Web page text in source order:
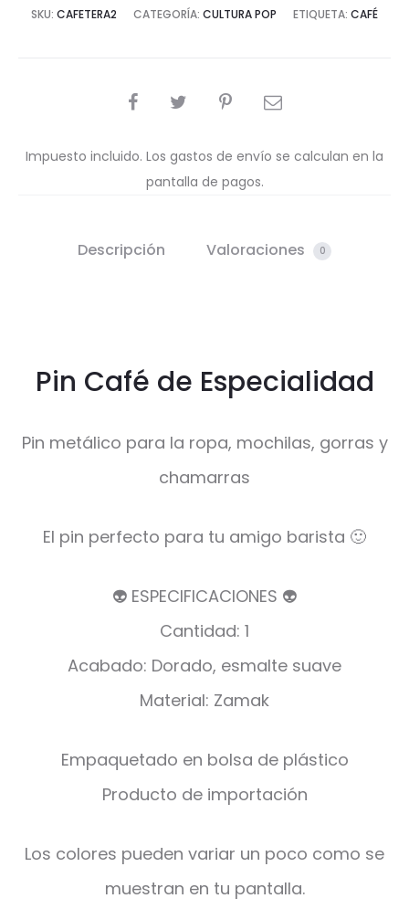
SKU: CAFETERA2 CATEGORÍA: CULTURA POP ETIQUETA: CAFÉ
COMPARTIR
Impuesto incluido. Los gastos de envío se calculan en la
pantalla de pagos.
Descripción Valoraciones 0
Pin Café de Especialidad
Pin metálico para la ropa, mochilas, gorras y
chamarras
El pin perfecto para tu amigo barista 🙂
👽 ESPECIFICACIONES 👽
Cantidad: 1
Acabado: Dorado, esmalte suave
Material: Zamak
Empaquetado en bolsa de plástico
Producto de importación
Los colores pueden variar un poco como se
muestran en tu pantalla.